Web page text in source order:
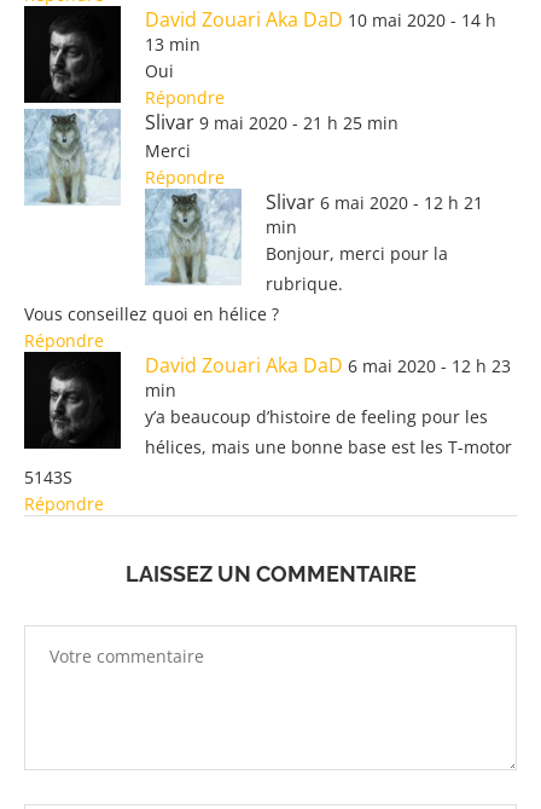
David Zouari Aka DaD 10 mai 2020 - 14 h
13 min
Oui
Répondre
Slivar 9 mai 2020 - 21 h 25 min
Merci
Répondre
Slivar 6 mai 2020 - 12 h 21
min
Bonjour, merci pour la
rubrique.
Vous conseillez quoi en hélice ?
Répondre
David Zouari Aka DaD 6 mai 2020 - 12 h 23
min
y’a beaucoup d’histoire de feeling pour les
hélices, mais une bonne base est les T-motor
5143S
Répondre
LAISSEZ UN COMMENTAIRE